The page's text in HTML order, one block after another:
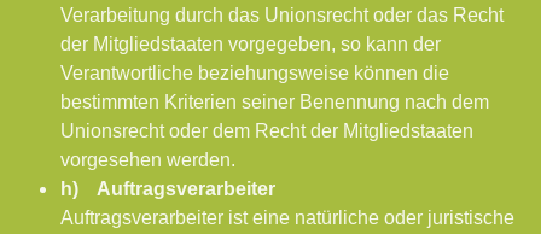
Verarbeitung durch das Unionsrecht oder das Recht
der Mitgliedstaaten vorgegeben, so kann der
Verantwortliche beziehungsweise können die
bestimmten Kriterien seiner Benennung nach dem
Unionsrecht oder dem Recht der Mitgliedstaaten
vorgesehen werden.
h) Auftragsverarbeiter
Auftragsverarbeiter ist eine natürliche oder juristische